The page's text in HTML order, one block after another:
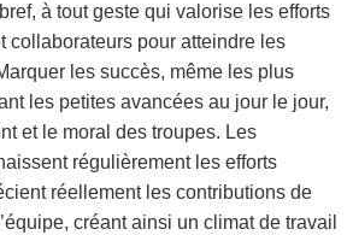
à tout geste qui valorise les efforts
collaborateurs pour atteindre les
les succès, même les plus
les petites avancées au jour le jour,
et le moral des troupes. Les
régulièrement les efforts
réellement les contributions de
créant ainsi un climat de travail